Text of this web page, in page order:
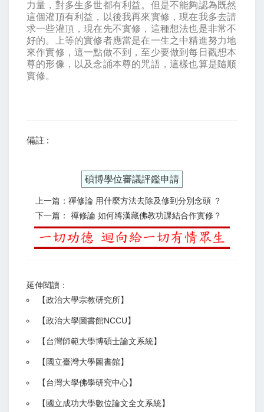
力量，對多生多世都有利益。但是不能夠認為既然
這個灌頂有利益，以後我再來實修，現在我多去請
求一些灌頂，現在先不實修，這種想法也是非常不
好的。上等的實修者應當是在一生之中精進努力地
來作實修，這一點做不到，至少要做到每日觀想本
尊的形像，以及念誦本尊的咒語，這樣也算是隨順
實修。
備註 :
碩博學位審議評鑑申請
上一篇：禪修論 用什麼方法去除及修到分別念頭 ？
下一篇： 禪修論 如何將漢藏佛教功課結合作實修？
延伸閱讀：
【政治大學宗教研究所】
【政治大學圖書館NCCU】
【台灣師範大學博碩士論文系統】
【 國立臺灣大學圖書館】
【台灣大學佛學研究中心】
【 國立成功大學數位論文全文系統】